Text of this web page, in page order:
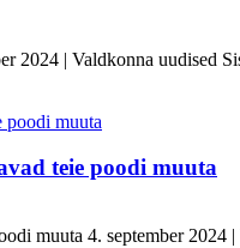
2024 | Valdkonna uudised
teie poodi muuta
muuta 4. september